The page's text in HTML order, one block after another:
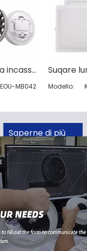
Saperne di più
Faretto da incasso montato su superficie
MB042 Modello: